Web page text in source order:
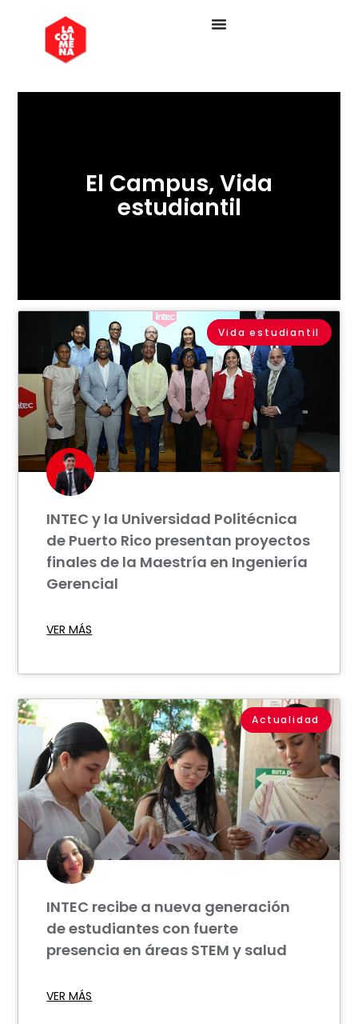
El Campus, Vida
estudiantil
Vida estudiantil
INTEC y la Universidad Politécnica
de Puerto Rico presentan proyectos
finales de la Maestría en Ingeniería
Gerencial
VER MÁS
Actualidad
INTEC recibe a nueva generación
de estudiantes con fuerte
presencia en áreas STEM y salud
VER MÁS